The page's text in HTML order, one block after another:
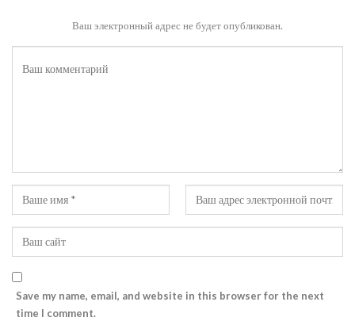
Ваш электронный адрес не будет опубликован.
Save my name, email, and website in this browser for the next
time I comment.